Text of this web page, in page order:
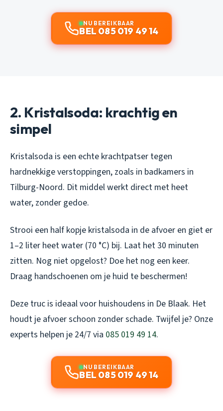
NU BEREIKBAAR
BEL 085 019 49 14
2. Kristalsoda: krachtig en
simpel
Kristalsoda is een echte krachtpatser tegen
hardnekkige verstoppingen, zoals in badkamers in
Tilburg-Noord. Dit middel werkt direct met heet
water, zonder gedoe.
Strooi een half kopje kristalsoda in de afvoer en giet er
1–2 liter heet water (70 °C) bij. Laat het 30 minuten
zitten. Nog niet opgelost? Doe het nog een keer.
Draag handschoenen om je huid te beschermen!
Deze truc is ideaal voor huishoudens in De Blaak. Het
houdt je afvoer schoon zonder schade. Twijfel je? Onze
experts helpen je 24/7 via 085 019 49 14.
NU BEREIKBAAR
BEL 085 019 49 14